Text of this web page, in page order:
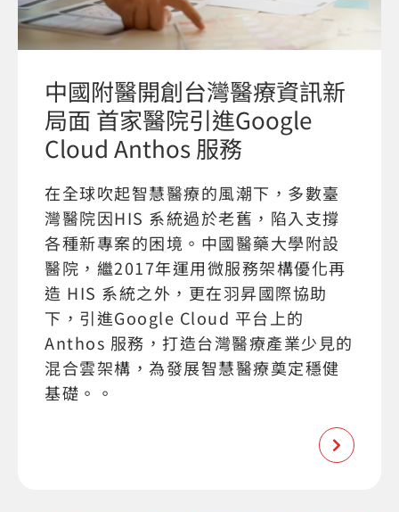
中國附醫開創台灣醫療資訊新
局面 首家醫院引進Google
Cloud Anthos 服務
在全球吹起智慧醫療的風潮下，多數臺
灣醫院因HIS 系統過於老舊，陷入支撐
各種新專案的困境。中國醫藥大學附設
醫院，繼2017年運用微服務架構優化再
造 HIS 系統之外，更在羽昇國際協助
下，引進Google Cloud 平台上的
Anthos 服務，打造台灣醫療產業少見的
混合雲架構，為發展智慧醫療奠定穩健
基礎。。